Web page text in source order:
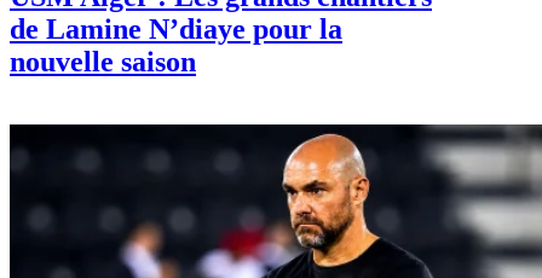
USM Alger : Les grands chantiers
de Lamine N’diaye pour la
nouvelle saison